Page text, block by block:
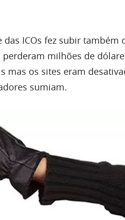
ICOs fez subir também
perderam milhões de
mas os sites eram
sumiam.